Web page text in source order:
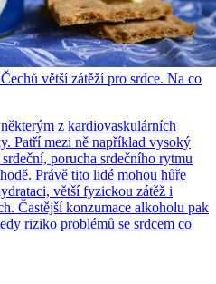
větší zátěží pro srdce. Na co
z kardiovaskulárních
Patří mezi ně například vysoký
porucha srdečního rytmu
Právě tito lidé mohou hůře
větší fyzickou zátěž i
Častější konzumace alkoholu pak
riziko problémů se srdcem co